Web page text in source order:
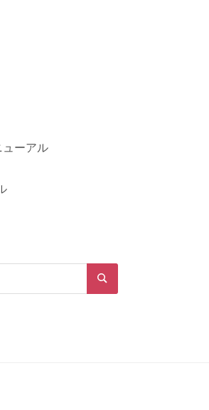
ーアル
Search